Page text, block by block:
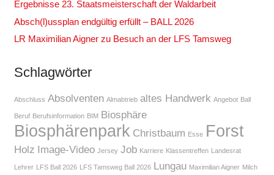
Ergebnisse 23. Staatsmeisterschaft der Waldarbeit
Absch(l)ussplan endgültig erfüllt – BALL 2026
LR Maximilian Aigner zu Besuch an der LFS Tamsweg
Schlagwörter
Abschluss Absolventen Almabtrieb altes Handwerk Angebot Ball
Beruf Berufsinformation BIM Biosphäre
Biosphärenpark Christbaum Esse Forst
Holz Image-Video Jersey Job Karriere Klassentreffen Landesrat
Lehrer LFS Ball 2026 LFS Tamsweg Ball 2026 Lungau Maximilian Aigner Milch